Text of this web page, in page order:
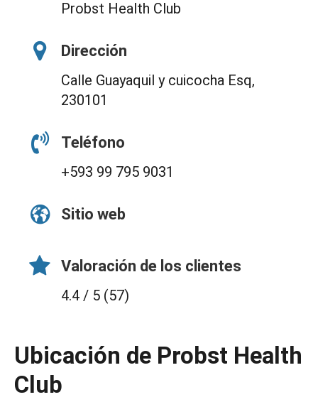
Probst Health Club
Dirección
Calle Guayaquil y cuicocha Esq,
230101
Teléfono
+593 99 795 9031
Sitio web
Valoración de los clientes
4.4 / 5 (57)
Ubicación de Probst Health
Club